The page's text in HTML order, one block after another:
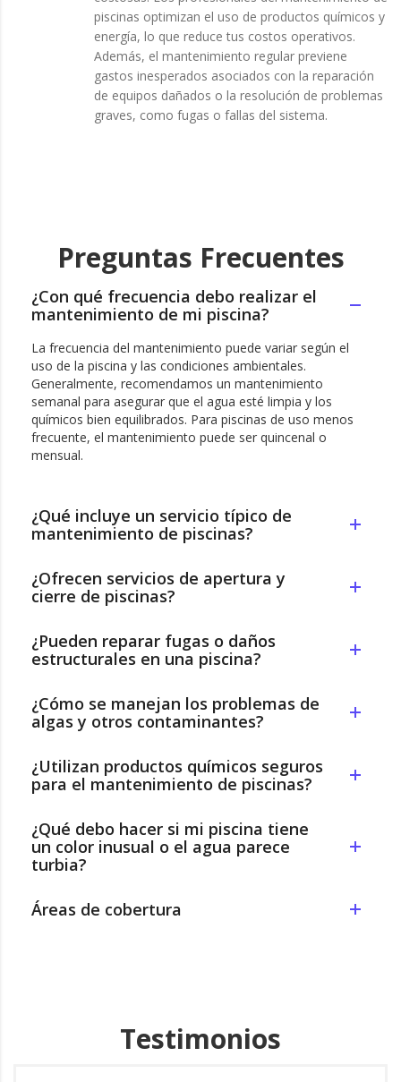
piscinas optimizan el uso de productos químicos y
energía, lo que reduce tus costos operativos.
Además, el mantenimiento regular previene
gastos inesperados asociados con la reparación
de equipos dañados o la resolución de problemas
graves, como fugas o fallas del sistema.
Preguntas Frecuentes
¿Con qué frecuencia debo realizar el
mantenimiento de mi piscina?
La frecuencia del mantenimiento puede variar según el
uso de la piscina y las condiciones ambientales.
Generalmente, recomendamos un mantenimiento
semanal para asegurar que el agua esté limpia y los
químicos bien equilibrados. Para piscinas de uso menos
frecuente, el mantenimiento puede ser quincenal o
mensual.
¿Qué incluye un servicio típico de
mantenimiento de piscinas?
¿Ofrecen servicios de apertura y
cierre de piscinas?
¿Pueden reparar fugas o daños
estructurales en una piscina?
¿Cómo se manejan los problemas de
algas y otros contaminantes?
¿Utilizan productos químicos seguros
para el mantenimiento de piscinas?
¿Qué debo hacer si mi piscina tiene
un color inusual o el agua parece
turbia?
Áreas de cobertura
Testimonios